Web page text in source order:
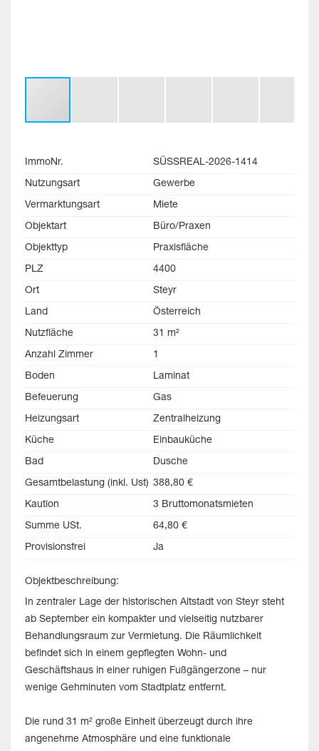
ImmoNr. SÜSSREAL-2026-1414
Nutzungsart Gewerbe
Vermarktungsart Miete
Objektart Büro/Praxen
Objekttyp Praxisfläche
PLZ 4400
Ort Steyr
Land Österreich
Nutzfläche 31 m²
Anzahl Zimmer 1
Boden Laminat
Befeuerung Gas
Heizungsart Zentralheizung
Küche Einbauküche
Bad Dusche
Gesamtbelastung (inkl. Ust) 388,80 €
Kaution 3 Bruttomonatsmieten
Summe USt. 64,80 €
Provisionsfrei Ja
Objektbeschreibung:
In zentraler Lage der historischen Altstadt von Steyr steht
ab September ein kompakter und vielseitig nutzbarer
Behandlungsraum zur Vermietung. Die Räumlichkeit
befindet sich in einem gepflegten Wohn- und
Geschäftshaus in einer ruhigen Fußgängerzone – nur
wenige Gehminuten vom Stadtplatz entfernt.
Die rund 31 m² große Einheit überzeugt durch ihre
angenehme Atmosphäre und eine funktionale